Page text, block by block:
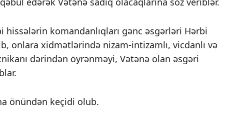
komandanlıqları gənc əsgərləri Hərbi
onlara xidmətlərində nizam-intizamlı, vicdanlı və
dərindən öyrənməyi, Vətənə olan əsgəri
önündən keçidi olub.